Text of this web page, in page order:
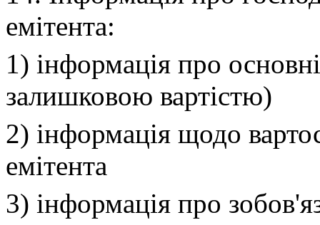
емітента:
1) інформація про
залишковою вартістю)
2) інформація щодо
емітента
3) інформація про